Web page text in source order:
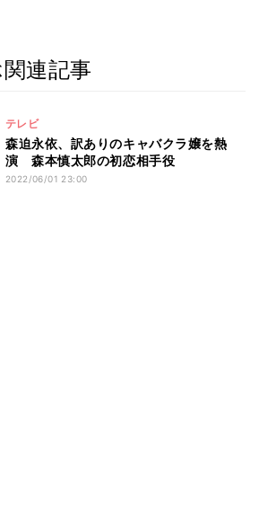
連記事
テレビ
森迫永依、訳ありのキャバクラ嬢を熱
演 森本慎太郎の初恋相手役
2022/06/01 23:00